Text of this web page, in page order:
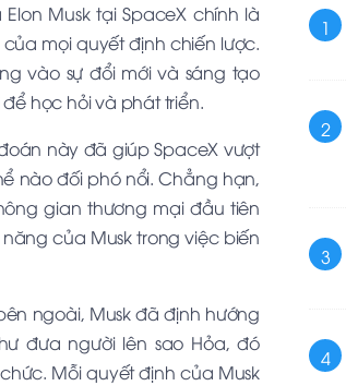
Musk tại SpaceX chính là
mọi quyết định chiến lược.
vào sự đổi mới và sáng tạo
học hỏi và phát triển.
này đã giúp SpaceX vượt
nào đối phó nổi. Chẳng hạn,
gian thương mại đầu tiên
của Musk trong việc biến
ngoài, Musk đã định hướng
đưa người lên sao Hỏa, đó
Mỗi quyết định của Musk
1
2
3
4